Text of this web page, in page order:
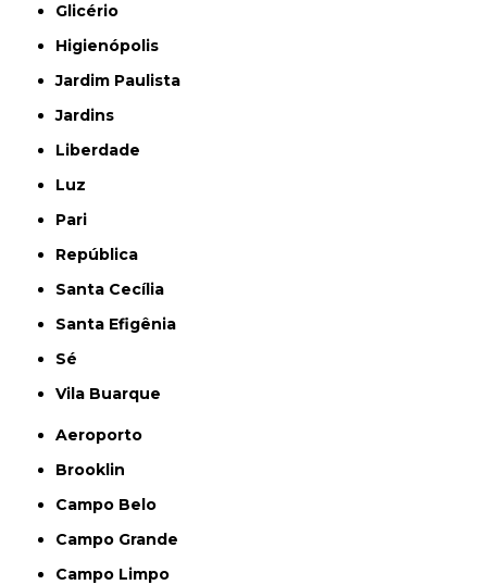
Glicério
Higienópolis
Jardim Paulista
Jardins
Liberdade
Luz
Pari
República
Santa Cecília
Santa Efigênia
Sé
Vila Buarque
Aeroporto
Brooklin
Campo Belo
Campo Grande
Campo Limpo